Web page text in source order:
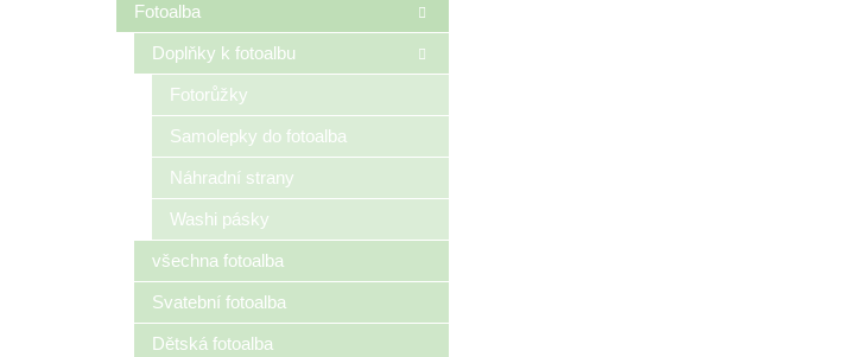
Fotoalba
Doplňky k fotoalbu
Fotorůžky
Samolepky do fotoalba
Náhradní strany
Washi pásky
všechna fotoalba
Svatební fotoalba
Dětská fotoalba